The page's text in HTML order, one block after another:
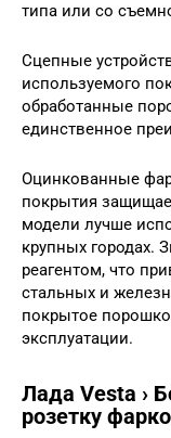
типа или со
Сцепные
используемого
обработанные
единственное
Оцинкованные
покрытия
модели лучше
крупных городах.
реагентом, что
стальных и
покрытое
эксплуатации.
Лада Vesta ›
розетку